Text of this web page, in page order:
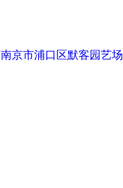
南京市浦口区默客园艺场